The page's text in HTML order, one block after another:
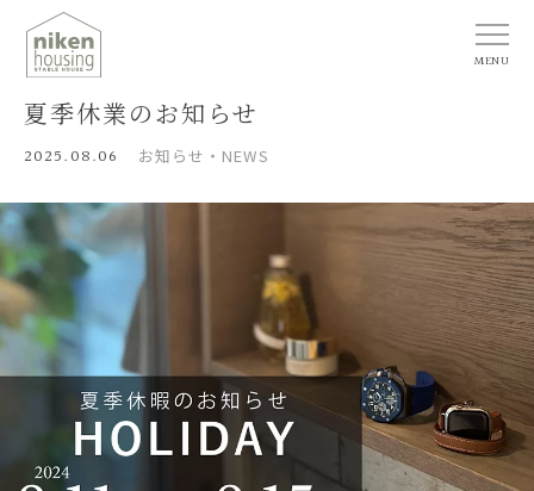
MENU
夏季休業のお知らせ
2025.08.06 お知らせ・NEWS